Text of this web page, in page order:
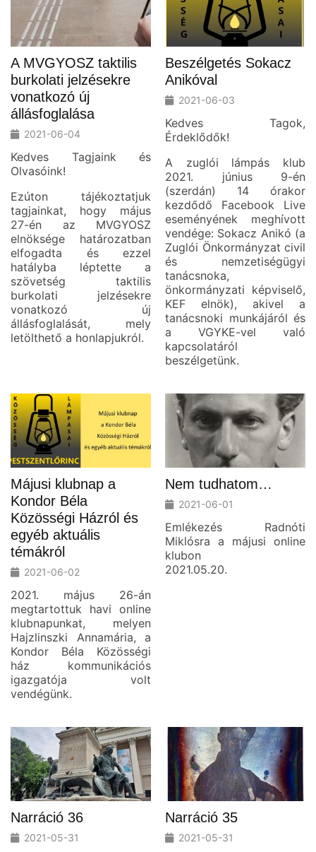
A MVGYOSZ taktilis
burkolati jelzésekre
vonatkozó új
állásfoglalása
2021-06-04
Kedves Tagjaink és
Olvasóink!
Ezúton tájékoztatjuk
tagjainkat, hogy május
27-én az MVGYOSZ
elnöksége határozatban
elfogadta és ezzel
hatályba léptette a
szövetség taktilis
burkolati jelzésekre
vonatkozó új
állásfoglalását, mely
letölthető a honlapjukról.
Beszélgetés Sokacz
Anikóval
2021-06-03
Kedves Tagok,
Érdeklődők!
A zuglói lámpás klub
2021. június 9-én
(szerdán) 14 órakor
kezdődő Facebook Live
eseményének meghívott
vendége: Sokacz Anikó (a
Zuglói Önkormányzat civil
és nemzetiségügyi
tanácsnoka,
önkormányzati képviselő,
KEF elnök), akivel a
tanácsnoki munkájáról és
a VGYKE-vel való
kapcsolatáról
beszélgetünk.
Májusi klubnap a
Kondor Béla
Közösségi Házról és
egyéb aktuális
témákról
2021-06-02
2021. május 26-án
megtartottuk havi online
klubnapunkat, melyen
Hajzlinszki Annamária, a
Kondor Béla Közösségi
ház kommunikációs
igazgatója volt
vendégünk.
Nem tudhatom…
2021-06-01
Emlékezés Radnóti
Miklósra a májusi online
klubon
2021.05.20.
Narráció 36
2021-05-31
Narráció 35
2021-05-31